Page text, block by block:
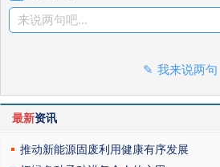
来说两句吧...
我来说两句
最新资讯
推动新能源固废利用健康有序发展